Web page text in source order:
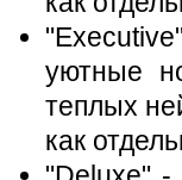
уютные
теплых
как